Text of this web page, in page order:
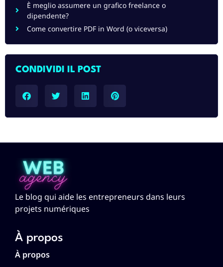
È meglio assumere un grafico freelance o
dipendente?
Come convertire PDF in Word (o viceversa)
CONDIVIDI IL POST​
Le blog qui aide les entrepreneurs dans leurs
projets numériques
À propos
À propos